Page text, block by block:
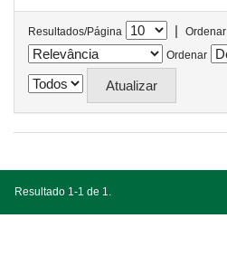
Resultados/Página |
Ordenar
Resultado 1-1 de 1.